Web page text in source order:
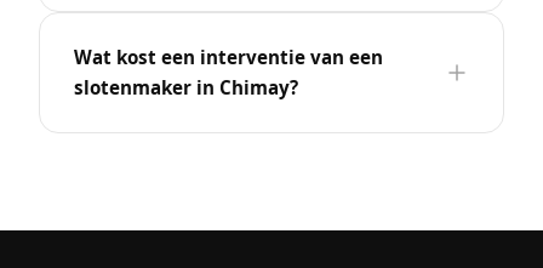
Wat kost een interventie van een
slotenmaker in Chimay?